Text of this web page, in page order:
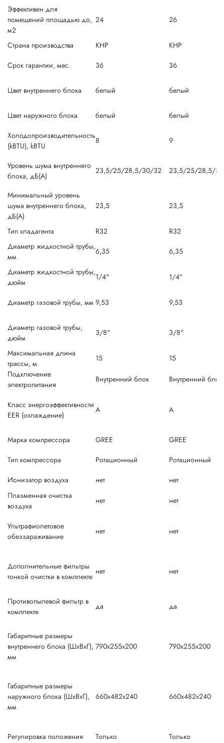
Эффективен для
помещений площадью до,
м2
24 26
Страна производства КНР
КНР
Срок гарантии, мес.
36 36
Цвет внутреннего блока белый белый
Цвет наружного блока белый
белый
Холодопроизводительность
(kBTU), kBTU
8 9
Уровень шума внутреннего
блока, дБ(А)
23,5/25/28,5/30/32 23,5/25/28,5/
Минимальный уровень
шума внутреннего блока,
дБ(А)
23,5 23,5
Тип хладагента R32
R32
Диаметр жидкостной трубы,
мм
6,35 6,35
Диаметр жидкостной трубы,
дюйм
1/4" 1/4"
Диаметр газовой трубы, мм 9,53 9,53
Диаметр газовой трубы,
дюйм
3/8" 3/8"
Максимальная длина
трассы, м
15
15
Подключение
электропитания
Внутренний блок Внутренний блок
Класс энергоэффективности
EER (охлаждение)
A A
Марка компрессора GREE
GREE
Тип компрессора
Ротационный
Ротационный
Ионизатор воздуха
нет
нет
Плазменная очистка
воздуха
нет нет
Ультрафиолетовое
обеззараживание
нет нет
Дополнительные фильтры
тонкой очистки в комплекте
нет нет
Противопылевой фильтр в
комплекте
да да
Габаритные размеры
внутреннего блока (ШxВxГ),
мм
790x255x200 790x255x200
Габаритные размеры
наружного блока (ШxВxГ),
мм
660x482x240 660x482x240
Регулировка положения
Только
Только